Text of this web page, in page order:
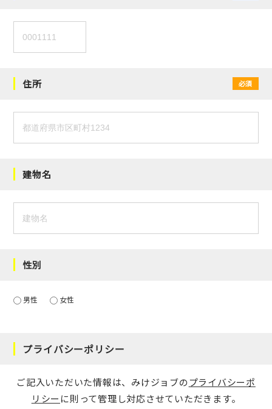
住所 必須
建物名
性別
男性 女性
プライバシーポリシー
ご記入いただいた情報は、みけジョブのプライバシーポ
リシー に則って管理し対応させていただきます。